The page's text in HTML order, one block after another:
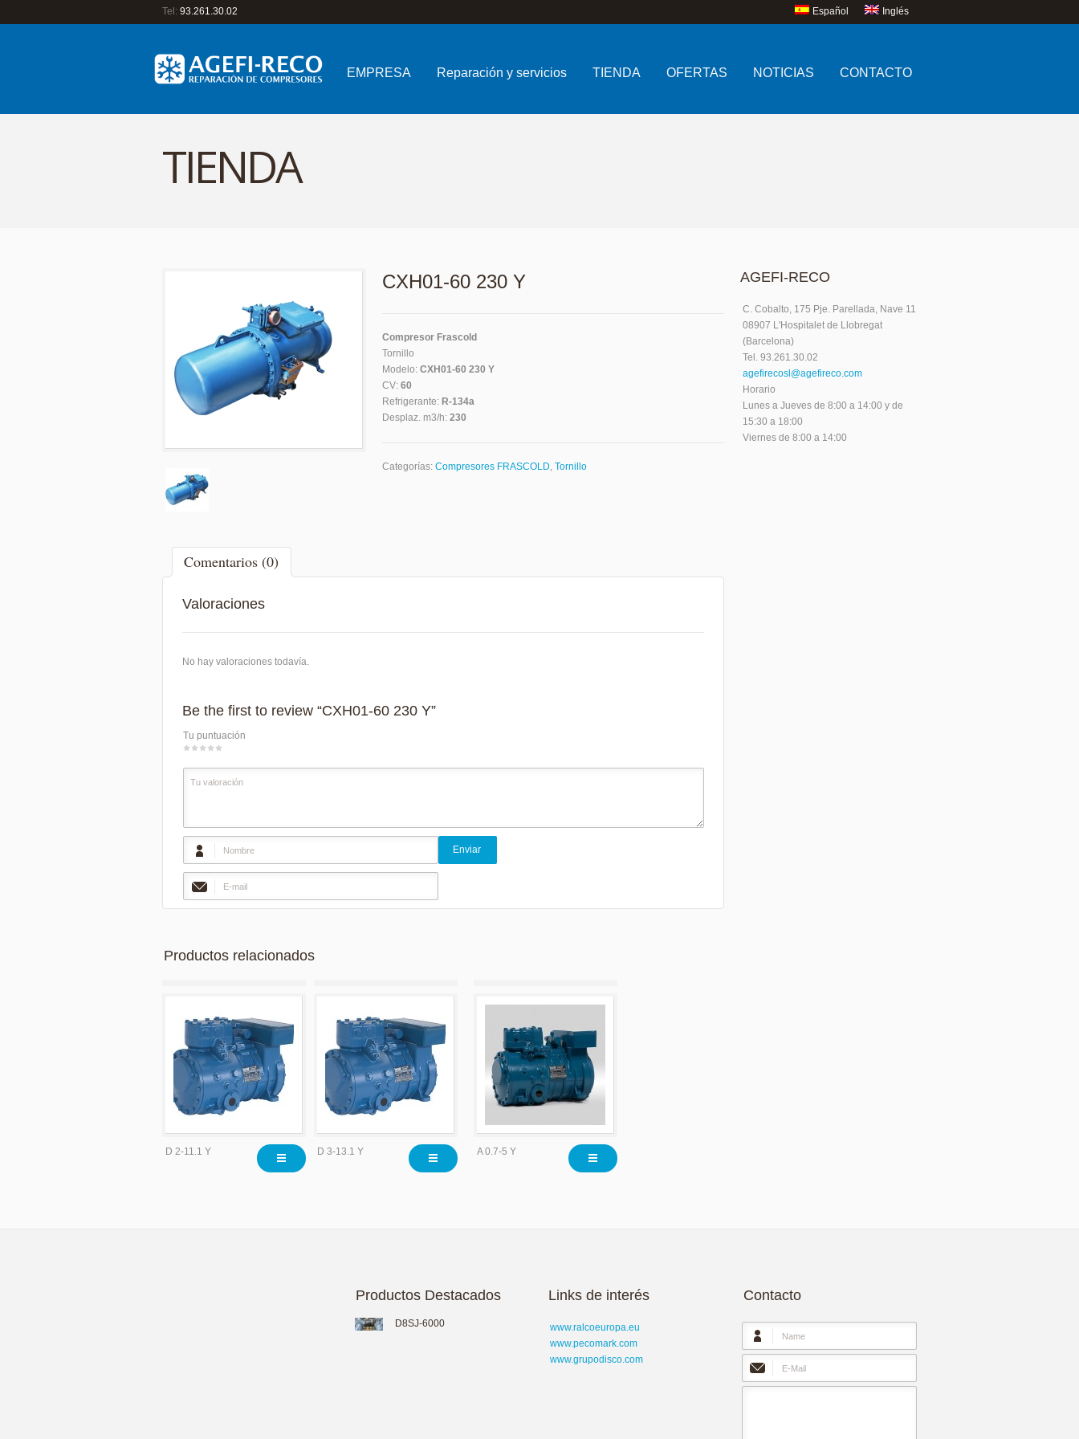
Tel: 93.261.30.02 Español Inglés
EMPRESA Reparación y servicios TIENDA OFERTAS NOTICIAS CONTACTO
TIENDA
CXH01-60 230 Y
Compresor Frascold
Tornillo
Modelo: CXH01-60 230 Y
CV: 60
Refrigerante: R-134a
Desplaz. m3/h: 230
Categorías: Compresores FRASCOLD, Tornillo
Comentarios (0)
Valoraciones
No hay valoraciones todavía.
Be the first to review “CXH01-60 230 Y”
Tu puntuación
Productos relacionados
D 2-11.1 Y D 3-13.1 Y A 0.7-5 Y
AGEFI-RECO
C. Cobalto, 175 Pje. Parellada, Nave 11
08907 L'Hospitalet de Llobregat
(Barcelona)
Tel. 93.261.30.02
agefirecosl@agefireco.com
Horario
Lunes a Jueves de 8:00 a 14:00 y de
15:30 a 18:00
Viernes de 8:00 a 14:00
Productos Destacados
D8SJ-6000
Links de interés
www.ralcoeuropa.eu
www.pecomark.com
www.grupodisco.com
Contacto